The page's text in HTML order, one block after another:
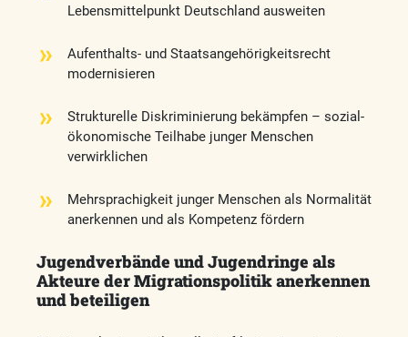
Lebensmittelpunkt Deutschland ausweiten
Aufenthalts- und Staatsangehörigkeitsrecht
modernisieren
Strukturelle Diskriminierung bekämpfen – sozial-
ökonomische Teilhabe junger Menschen
verwirklichen
Mehrsprachigkeit junger Menschen als Normalität
anerkennen und als Kompetenz fördern
Jugendverbände und Jugendringe als
Akteure der Migrationspolitik anerkennen
und beteiligen